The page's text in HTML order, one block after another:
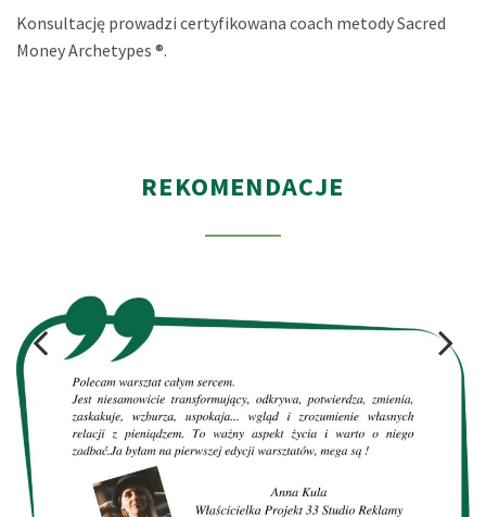
Konsultację prowadzi certyfikowana coach metody Sacred
Money Archetypes ®.
REKOMENDACJE